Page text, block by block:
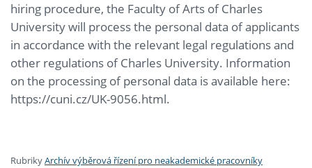
hiring procedure, the Faculty of Arts of Charles
University will process the personal data of applicants
in accordance with the relevant legal regulations and
other regulations of Charles University. Information
on the processing of personal data is available here:
https://cuni.cz/UK-9056.html.
RubrikyArchív výběrová řízení pro neakademické pracovníky